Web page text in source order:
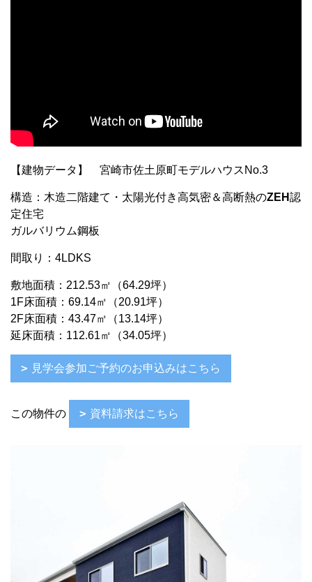
【建物データ】 宮崎市佐土原町モデルハウスNo.3
構造：木造二階建て・太陽光付き高気密＆高断熱のZEH認
定住宅
ガルバリウム鋼板
間取り：4LDKS
敷地面積：212.53㎡（64.29坪）
1F床面積：69.14㎡（20.91坪）
2F床面積：43.47㎡（13.14坪）
延床面積：112.61㎡（34.05坪）
見学会参加ご予約のお申込みはこちら
この物件の 資料請求はこちら